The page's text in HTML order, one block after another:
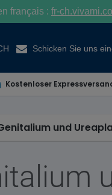
français : fr-ch.vivami.co
Schicken Sie uns
Kostenloser
und